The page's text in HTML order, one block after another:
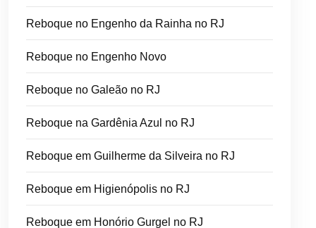
Reboque no Engenho da Rainha no RJ
Reboque no Engenho Novo
Reboque no Galeão no RJ
Reboque na Gardênia Azul no RJ
Reboque em Guilherme da Silveira no RJ
Reboque em Higienópolis no RJ
Reboque em Honório Gurgel no RJ